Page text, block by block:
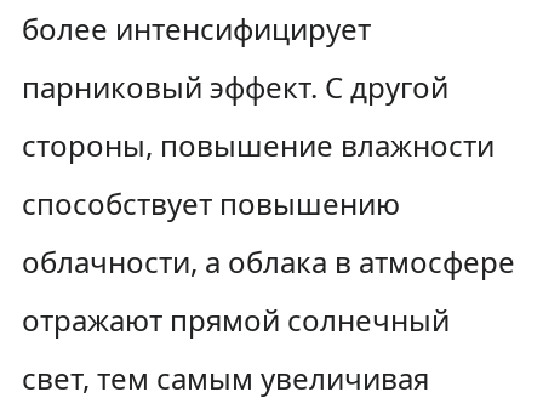
более интенсифицирует
парниковый эффект. С другой
стороны, повышение влажности
способствует повышению
облачности, а облака в атмосфере
отражают прямой солнечный
свет, тем самым увеличивая